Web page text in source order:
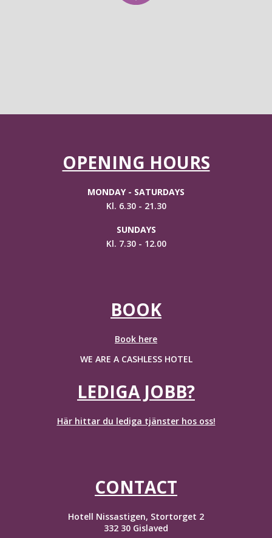
OPENING HOURS
MONDAY - SATURDAYS
Kl. 6.30 - 21.30
SUNDAYS
Kl. 7.30 - 12.00
BOOK
Book here
WE ARE A CASHLESS HOTEL
LEDIGA JOBB?
Här hittar du lediga tjänster hos oss!
CONTACT
Hotell Nissastigen, Stortorget 2
332 30 Gislaved